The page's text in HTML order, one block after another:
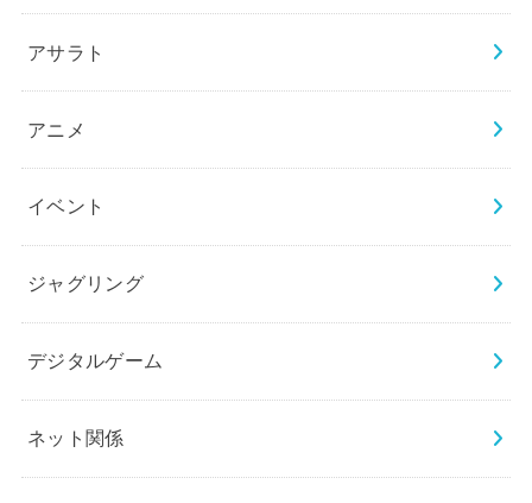
アサラト
アニメ
イベント
ジャグリング
デジタルゲーム
ネット関係